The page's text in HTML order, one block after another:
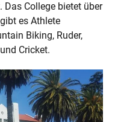
College bietet über
es Athlete
Biking, Ruder,
Cricket.